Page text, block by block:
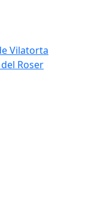
Vilatorta
Roser